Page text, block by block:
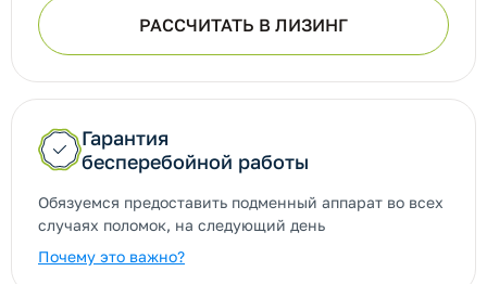
РАССЧИТАТЬ В ЛИЗИНГ
Гарантия
бесперебойной работы
Обязуемся предоставить подменный аппарат во всех
случаях поломок, на следующий день
Почему это важно?